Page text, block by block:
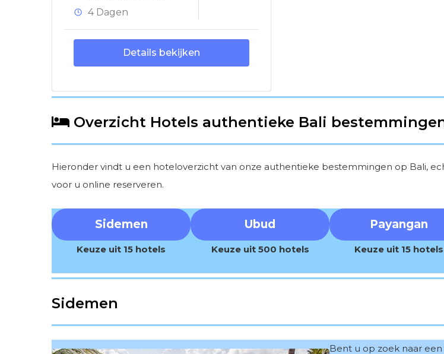
4 Dagen
Details bekijken
Overzicht Hotels authentieke Bali
Hieronder vindt u een hoteloverzicht van onze authentieke bestemmingen op Bali,
voor u online reserveren.
Sidemen
Keuze uit 15 hotels
Ubud
Keuze uit 500 hotels
Payangan
Keuze uit 15 hotels
Sidemen
Bent u op zoek naar